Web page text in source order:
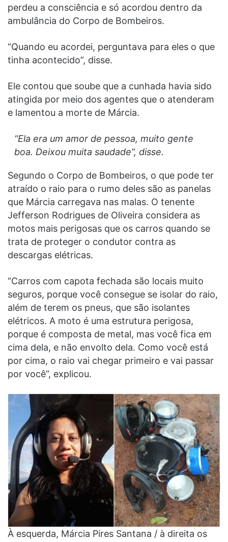
perdeu a consciência e só acordou dentro da
ambulância do Corpo de Bombeiros.
“Quando eu acordei, perguntava para eles o que
tinha acontecido”, disse.
Ele contou que soube que a cunhada havia sido
atingida por meio dos agentes que o atenderam
e lamentou a morte de Márcia.
“Ela era um amor de pessoa, muito gente
boa. Deixou muita saudade”, disse.
Segundo o Corpo de Bombeiros, o que pode ter
atraído o raio para o rumo deles são as panelas
que Márcia carregava nas malas. O tenente
Jefferson Rodrigues de Oliveira considera as
motos mais perigosas que os carros quando se
trata de proteger o condutor contra as
descargas elétricas.
“Carros com capota fechada são locais muito
seguros, porque você consegue se isolar do raio,
além de terem os pneus, que são isolantes
elétricos. A moto é uma estrutura perigosa,
porque é composta de metal, mas você fica em
cima dela, e não envolto dela. Como você está
por cima, o raio vai chegar primeiro e vai passar
por você”, explicou.
À esquerda, Márcia Pires Santana / à direita os